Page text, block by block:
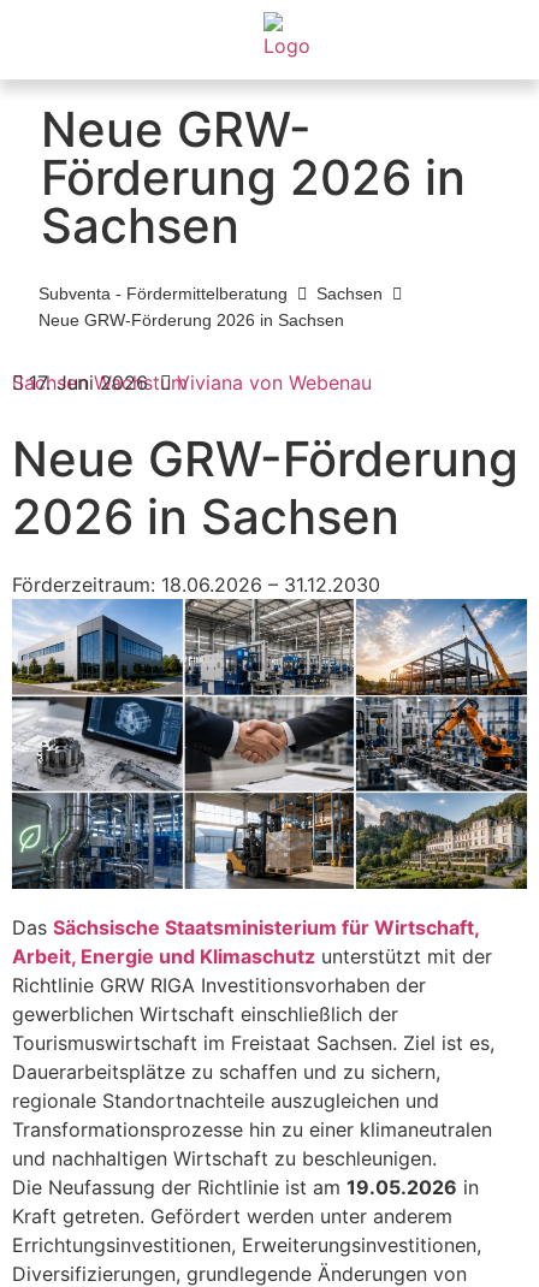
Neue GRW-
Förderung 2026 in
Sachsen
Subventa ‐ Fördermittelberatung
Sachsen
Neue GRW-Förderung 2026 in Sachsen
Sachsen Wachstum
17. Juni 2026 Viviana von Webenau
Neue GRW-Förderung
2026 in Sachsen
Förderzeitraum: 18.06.2026 – 31.12.2030
Das Sächsische Staatsministerium für Wirtschaft,
Arbeit, Energie und Klimaschutz unterstützt mit der
Richtlinie GRW RIGA Investitionsvorhaben der
gewerblichen Wirtschaft einschließlich der
Tourismuswirtschaft im Freistaat Sachsen. Ziel ist es,
Dauerarbeitsplätze zu schaffen und zu sichern,
regionale Standortnachteile auszugleichen und
Transformationsprozesse hin zu einer klimaneutralen
und nachhaltigen Wirtschaft zu beschleunigen.
Die Neufassung der Richtlinie ist am 19.05.2026 in
Kraft getreten. Gefördert werden unter anderem
Errichtungsinvestitionen, Erweiterungsinvestitionen,
Diversifizierungen, grundlegende Änderungen von